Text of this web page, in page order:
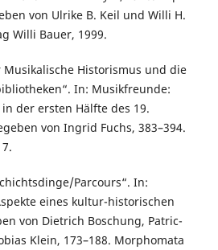
von Ulrike B. Keil und Willi H.
Willi Bauer, 1999.
Musikalische Historismus und die
In: Musikfreunde:
der ersten Hälfte des 19.
von Ingrid Fuchs, 383–394.
Parcours“. In:
eines kultur-historischen
von Dietrich Boschung, Patric-
Klein, 173–188. Morphomata